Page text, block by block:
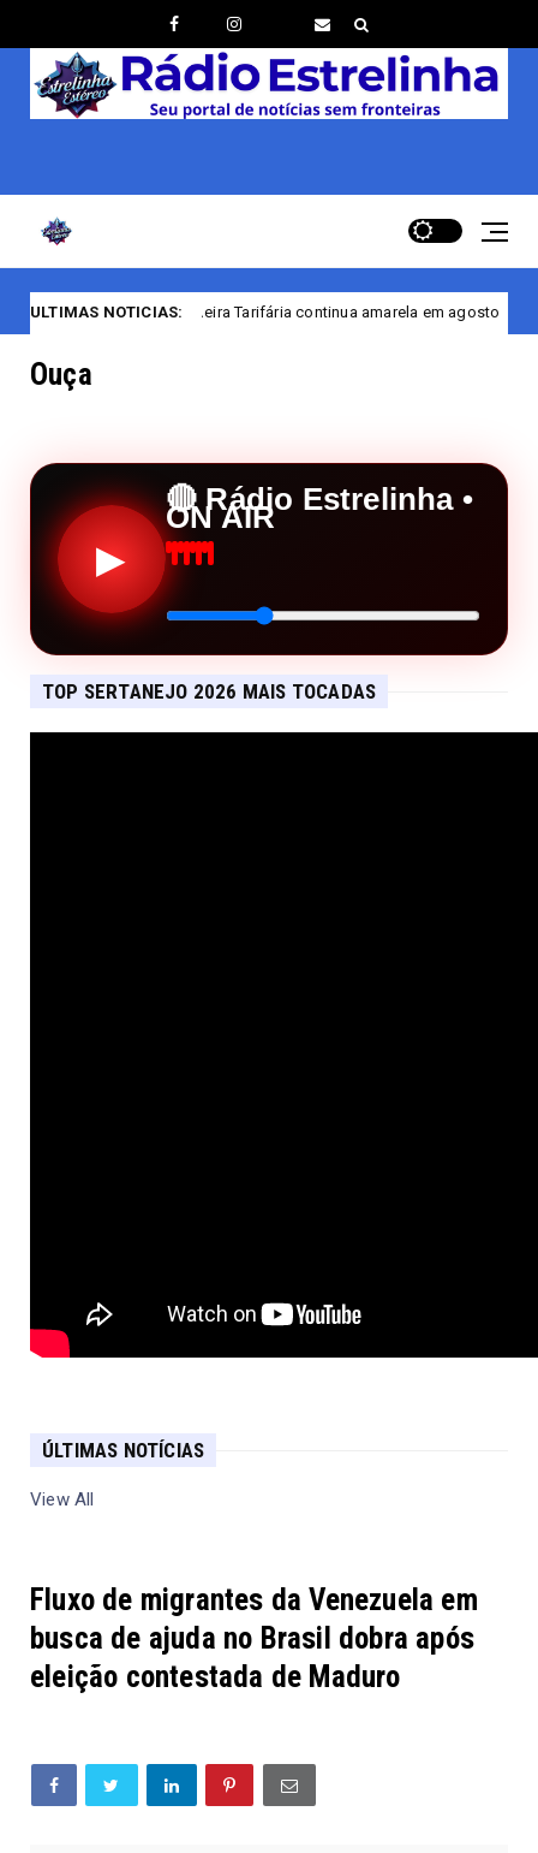
ULTIMAS NOTICIAS:
Tarifária continua amarela em agosto com renovação Portal
Ouça
▶
🔴 Rádio Estrelinha •
ON AIR
TOP SERTANEJO 2026 MAIS TOCADAS
ÚLTIMAS NOTÍCIAS
View All
Fluxo de migrantes da Venezuela em
busca de ajuda no Brasil dobra após
eleição contestada de Maduro